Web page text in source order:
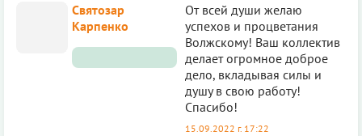
Святозар
Карпенко
От всей души желаю
успехов и процветания
Волжскому! Ваш коллектив
делает огромное доброе
дело, вкладывая силы и
душу в свою работу!
Спасибо!
15.09.2022 г. 17:22